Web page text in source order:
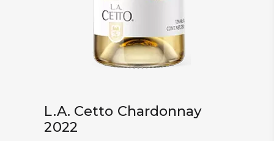
L.A. Cetto Chardonnay
2022